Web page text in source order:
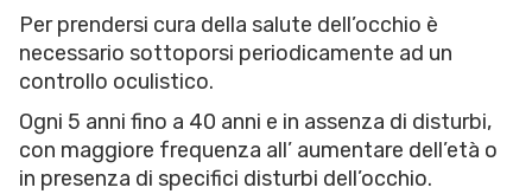
Per prendersi cura della salute dell’occhio è
necessario sottoporsi periodicamente ad un
controllo oculistico.
Ogni 5 anni fino a 40 anni e in assenza di disturbi,
con maggiore frequenza all’ aumentare dell’età o
in presenza di specifici disturbi dell’occhio.